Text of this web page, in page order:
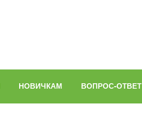
НОВИЧКАМ ВОПРОС-ОТВЕТ